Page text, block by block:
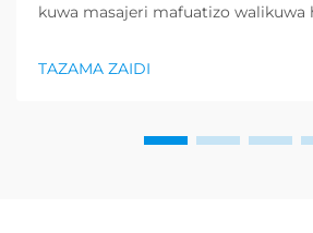
kuwa masajeri mafuatizo walikuwa
kurejesha. Wakuzaji wamekuwa
TAZAMA ZAIDI